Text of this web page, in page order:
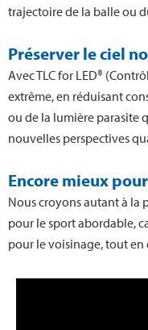
trajectoire de la balle ou
Préserver le ciel
Avec TLC for LED®
extrême, en réduisant
ou de la lumière parasite
nouvelles perspectives
Encore mieux
Nous croyons autant à la
pour le sport abordable,
pour le voisinage, tout en